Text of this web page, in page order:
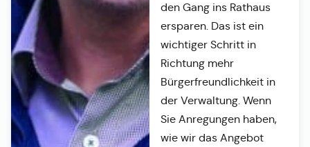
den Gang ins Rathaus
ersparen. Das ist ein
wichtiger Schritt in
Richtung mehr
Bürgerfreundlichkeit in
der Verwaltung. Wenn
Sie Anregungen haben,
wie wir das Angebot